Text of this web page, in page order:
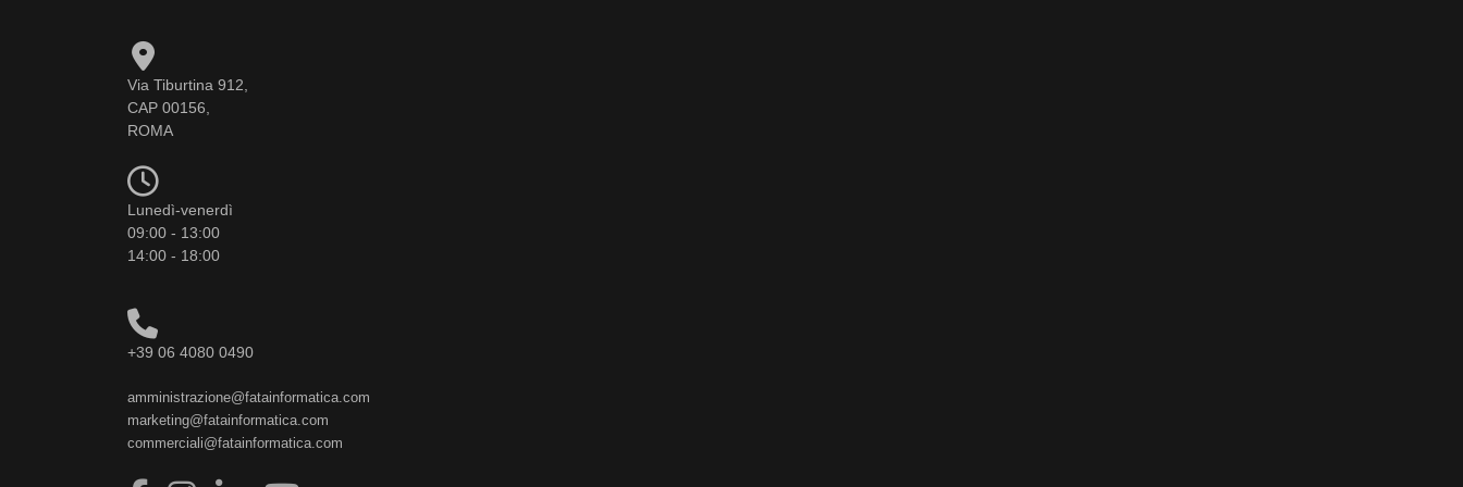
Via Tiburtina 912,
CAP 00156,
ROMA
Lunedì-venerdì
09:00 - 13:00
14:00 - 18:00
+39 06 4080 0490
amministrazione@fatainformatica.com
marketing@fatainformatica.com
commerciali@fatainformatica.com